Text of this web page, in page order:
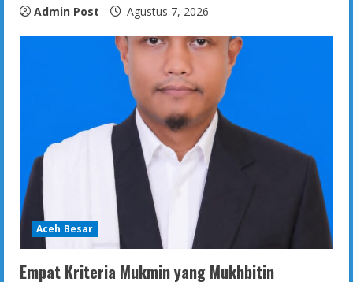
Admin Post Agustus 7, 2026
Aceh Besar
Empat Kriteria Mukmin yang Mukhbitin